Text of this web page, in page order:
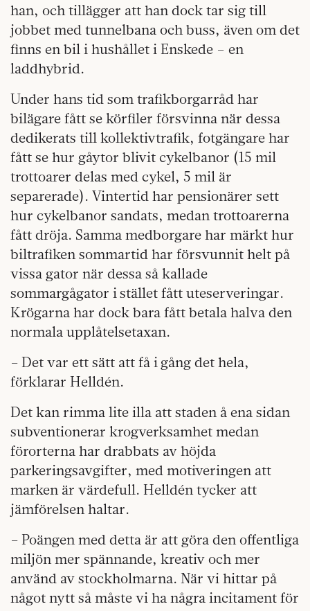
han, och tillägger att han dock tar sig till
jobbet med tunnelbana och buss, även om det
finns en bil i hushållet i Enskede – en
laddhybrid.
Under hans tid som trafikborgarråd har
bilägare fått se körfiler försvinna när dessa
dedikerats till kollektivtrafik, fotgängare har
fått se hur gåytor blivit cykelbanor (15 mil
trottoarer delas med cykel, 5 mil är
separerade). Vintertid har pensionärer sett
hur cykelbanor sandats, medan trottoarerna
fått dröja. Samma medborgare har märkt hur
biltrafiken sommartid har försvunnit helt på
vissa gator när dessa så kallade
sommargågator i stället fått uteserveringar.
Krögarna har dock bara fått betala halva den
normala upplåtelsetaxan.
– Det var ett sätt att få i gång det hela,
förklarar Helldén.
Det kan rimma lite illa att staden å ena sidan
subventionerar krogverksamhet medan
förorterna har drabbats av höjda
parkeringsavgifter, med motiveringen att
marken är värdefull. Helldén tycker att
jämförelsen haltar.
– Poängen med detta är att göra den offentliga
miljön mer spännande, kreativ och mer
använd av stockholmarna. När vi hittar på
något nytt så måste vi ha några incitament för